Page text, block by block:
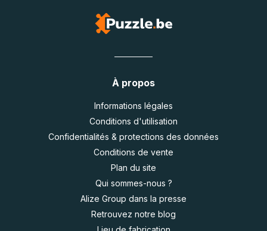
À propos
Informations légales
Conditions d'utilisation
Confidentialités & protections des données
Conditions de vente
Plan du site
Qui sommes-nous ?
Alize Group dans la presse
Retrouvez notre blog